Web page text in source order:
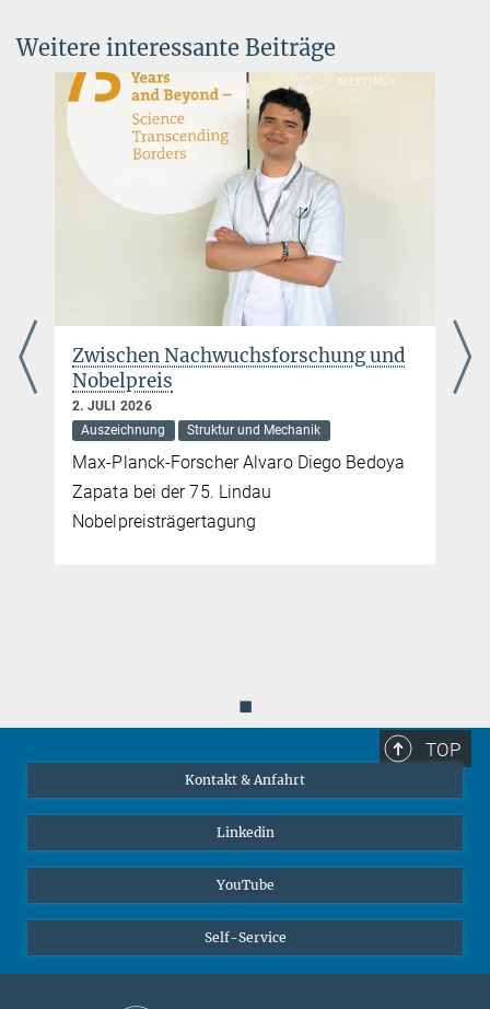
© Franz Roters
Weitere interessante Beiträge
Zwischen Nachwuchsforschung und
Nobelpreis
2. JULI 2026
Auszeichnung
Struktur und Mechanik
Max-Planck-Forscher Alvaro Diego Bedoya
Zapata bei der 75. Lindau
Nobelpreisträgertagung
◼
TOP
Kontakt & Anfahrt
Linkedin
YouTube
Self-Service